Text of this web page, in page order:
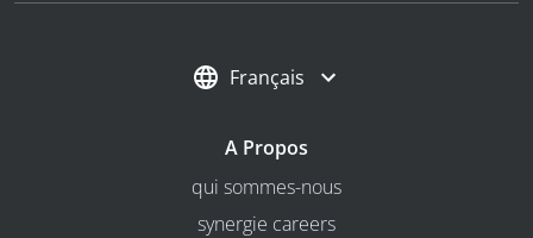
Français
A Propos
qui sommes-nous
synergie careers